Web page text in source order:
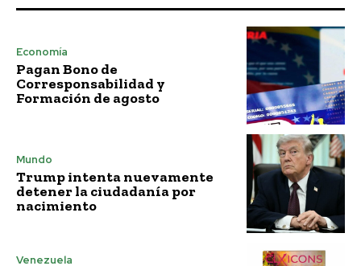
Economía
Pagan Bono de
Corresponsabilidad y
Formación de agosto
Mundo
Trump intenta nuevamente
detener la ciudadanía por
nacimiento
Venezuela